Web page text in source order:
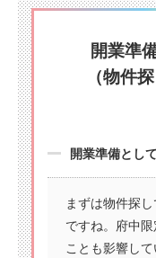
開業準
（物件
開業準備とし
まずは物件探
ですね。府中
ことも影響し